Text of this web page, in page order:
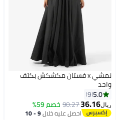
نمشي x فستان مكشكش بكتف
واحد
5.0
9
ريال36.16
90.27خصم 59%
احصل عليه خلال 9 - 10